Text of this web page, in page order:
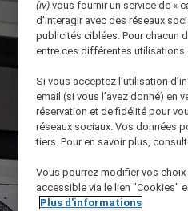
(iv) vous fournir un service de «
d'interagir avec des réseaux
publicités ciblées. Pour chacun
entre ces différentes utilisations
Si vous acceptez l’utilisation
email (si vous l’avez donné) en
réservation et de fidélité pour
réseaux sociaux. Vos données
tiers. Pour en savoir plus,
Vous pourrez modifier vos
accessible via le lien "Cookies"
Plus d'informations